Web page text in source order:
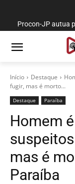
Procon-JP autua
Início Destaque
fugir, mas é morto...
Destaque Paraí­ba
Homem
mas é
Paraíba